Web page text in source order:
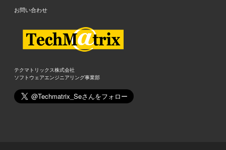
お問い合わせ
テクマトリックス株式会社
ソフトウェアエンジニアリング事業部